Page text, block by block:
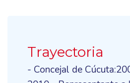
Trayectoria
- Concejal de